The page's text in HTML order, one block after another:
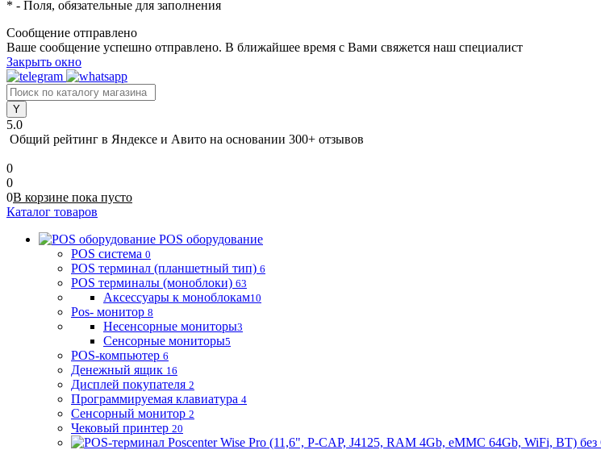
* - Поля, обязательные для заполнения
Сообщение отправлено
Ваше сообщение успешно отправлено. В ближайшее время с Вами свяжется наш специалист
Закрыть окно
5.0
Общий рейтинг в Яндексе и Авито на основании 300+ отзывов
0
0
0В корзине пока пусто
Каталог товаров
POS оборудование
POS система 0
POS терминал (планшетный тип) 6
POS терминалы (моноблоки) 63
Аксессуары к моноблокам10
Pos- монитор 8
Несенсорные мониторы3
Сенсорные мониторы5
POS-компьютер 6
Денежный ящик 16
Дисплей покупателя 2
Программируемая клавиатура 4
Сенсорный монитор 2
Чековый принтер 20